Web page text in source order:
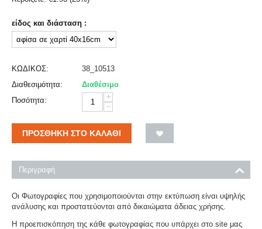
είδος και διάσταση :
ΚΩΔΙΚΟΣ:
38_10513
Διαθεσιμότητα:
Διαθέσιμο
Ποσότητα:
+
−
ΠΡΟΣΘΉΚΗ ΣΤΟ ΚΑΛΆΘΙ
Περιγραφή
Οι Φωτογραφίες που χρησιμοποιούνται στην εκτύπωση είναι υψηλής
ανάλυσης και προστατεύονται από δικαιώματα άδειας χρήσης.
Η προεπισκόπηση της κάθε φωτογραφίας που υπάρχει στο site μας